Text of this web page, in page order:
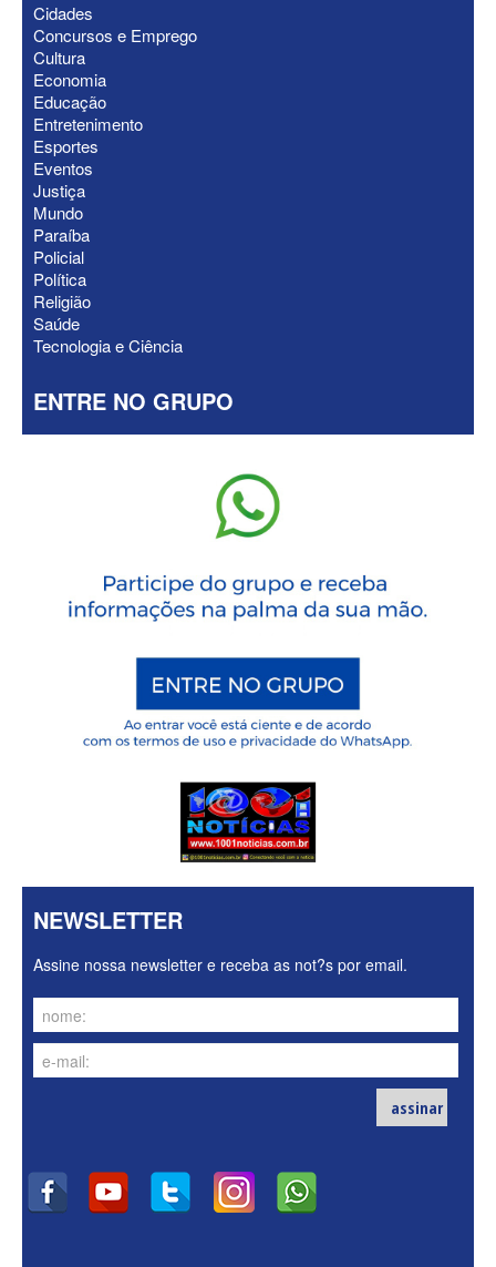
ELEIÇÕES 2026 - Nabor Vanderley
pede primeiro voto em João Azevêdo e
oficializa Daniella Ribeiro como
suplente
Cidades
Concursos e Emprego
Cultura
Economia
Educação
Entretenimento
Esportes
Eventos
Justiça
Mundo
Paraíba
Policial
Política
Religião
Saúde
Tecnologia e Ciência
ENTRE NO GRUPO
NEWSLETTER
Assine nossa newsletter e receba as not?s por email.